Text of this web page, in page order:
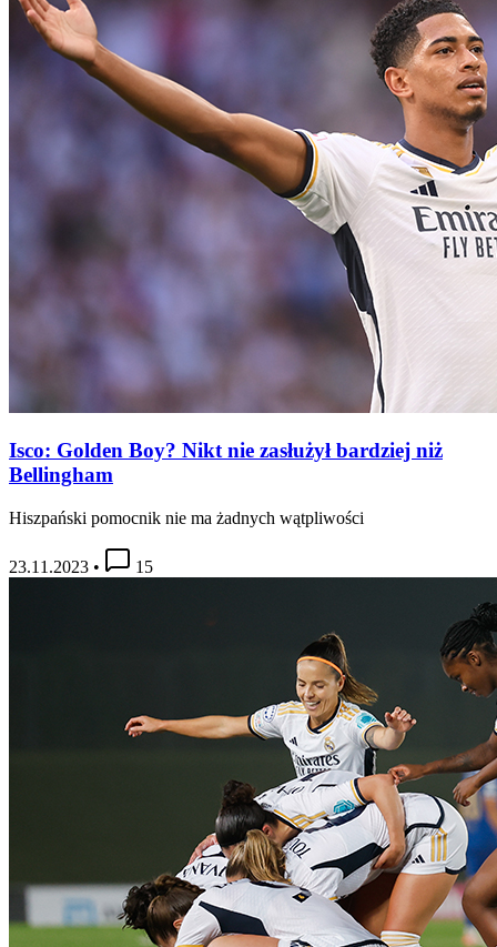
Isco: Golden Boy? Nikt nie zasłużył bardziej niż
Bellingham
Hiszpański pomocnik nie ma żadnych wątpliwości
23.11.2023 • 15